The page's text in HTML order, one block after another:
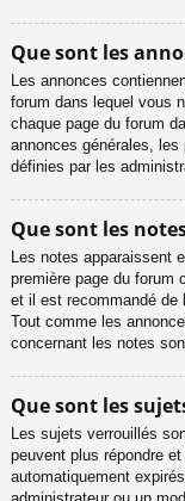
Que sont les
Les annonces
forum dans lequel vous
chaque page du forum
annonces générales,
définies par les
Que sont les
Les notes apparaissent
première page du forum
et il est recommandé de
Tout comme les
concernant les notes
Que sont les
Les sujets verrouillés
peuvent plus répondre
automatiquement